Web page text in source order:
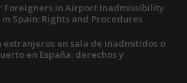
Foreigners in Airport Inadmissibility
Spain: Rights and Procedures
en sala de inadmitidos o
en España: derechos y